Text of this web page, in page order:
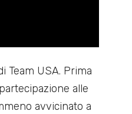
Team USA. Prima
alle
avvicinato a